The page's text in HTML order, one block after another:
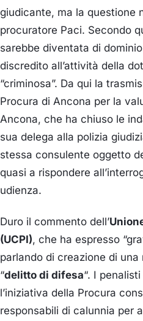
giudicante, ma la questione
procuratore Paci. Secondo
sarebbe diventata di
discredito all’attività della
“criminosa”. Da qui la
Procura di Ancona per la
Ancona, che ha chiuso le
sua delega alla polizia
stessa consulente oggetto
quasi a rispondere
udienza.
Duro il commento dell’
(UCPI), che ha espresso
parlando di creazione di
“delitto di difesa“. I
l’iniziativa della Procura
responsabili di calunnia per